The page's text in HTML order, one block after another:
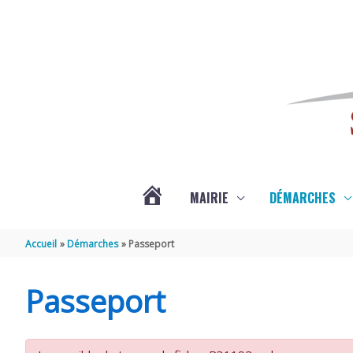
MAIRIE DÉMARCHES
Accueil Démarches Passeport
Passeport